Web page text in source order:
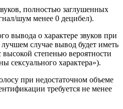
полностью заглушенных
шум менее 0 децибел).
вывода о характере звуков при
случае вывод будет иметь
степенью вероятности
сексуального характера»).
при недостаточном объеме
требуется не менее